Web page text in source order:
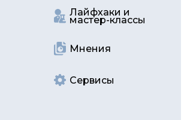
Лайфхаки и
мастер-классы
Мнения
Сервисы